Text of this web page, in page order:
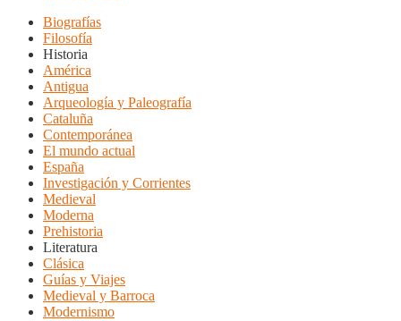
Biografías
Filosofía
Historia
América
Antigua
Arqueología y Paleografía
Cataluña
Contemporánea
El mundo actual
España
Investigación y Corrientes
Medieval
Moderna
Prehistoria
Literatura
Clásica
Guías y Viajes
Medieval y Barroca
Modernismo